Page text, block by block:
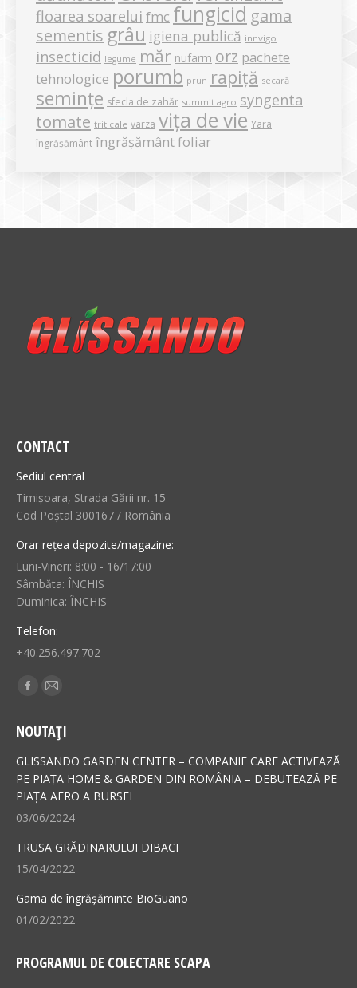
floarea soarelui fmc fungicid gama
sementis grâu igiena publică innvigo
insecticid legume măr nufarm orz pachete
tehnologice porumb prun rapiță secară
semințe sfecla de zahăr summit agro syngenta
tomate triticale varza vița de vie Yara
îngrășământ îngrășământ foliar
CONTACT
Sediul central
Timișoara, Strada Gării nr. 15
Cod Poștal 300167 / România
Orar rețea depozite/magazine:
Luni-Vineri: 8:00 - 16/17:00
Sâmbăta: ÎNCHIS
Duminica: ÎNCHIS
Telefon:
+40.256.497.702
Find us on:
Facebook
opens
in
new
window
Mail
opens
in
new
window
NOUTAȚI
GLISSANDO GARDEN CENTER – COMPANIE CARE ACTIVEAZĂ
PE PIAȚA HOME & GARDEN DIN ROMÂNIA – DEBUTEAZĂ PE
PIAȚA AERO A BURSEI
03/06/2024
TRUSA GRĂDINARULUI DIBACI
15/04/2022
Gama de îngrășăminte BioGuano
01/02/2022
PROGRAMUL DE COLECTARE SCAPA